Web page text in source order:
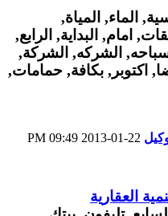
09:49 PM
العقارية